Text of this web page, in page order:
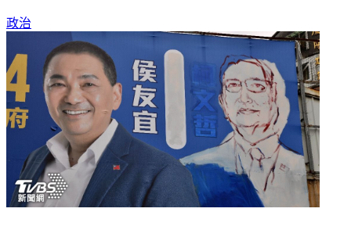
政治